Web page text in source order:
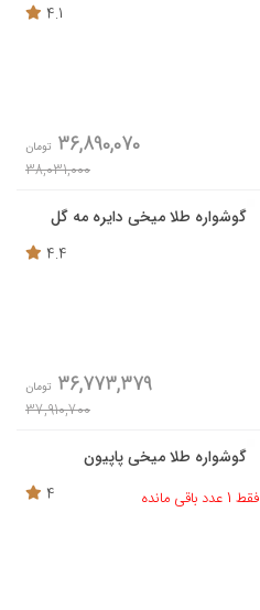
4.1
36,890,070 تومان
38,031,000
گوشواره طلا میخی دایره مه گل
4.4
36,773,379 تومان
37,910,700
گوشواره طلا میخی پاپیون
فقط 1 عدد باقی مانده
4